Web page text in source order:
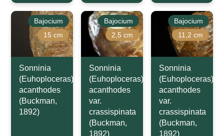
Bajocium
15 cm
Sonninia
(Euhoploceras)
acanthodes
(Buckman,
1892)
Bajocium
2,5 cm
Sonninia
(Euhoploceras)
acanthodes
var.
crassispinata
(Buckman,
1892)
Bajocium
11,2 cm
Sonninia
(Euhoploceras)
acanthodes
var.
crassispinata
(Buckman,
1892)